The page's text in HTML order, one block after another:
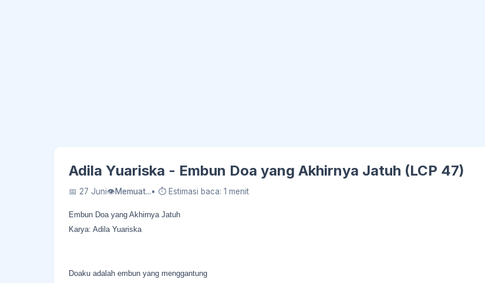
Adila Yuariska - Embun Doa yang Akhirnya Jatuh (LCP 47)
📅 27 Juni👁Memuat...• ⏱ Estimasi baca: 1 menit
Embun Doa yang Akhirnya Jatuh
Karya: Adila Yuariska
Doaku adalah embun yang menggantung